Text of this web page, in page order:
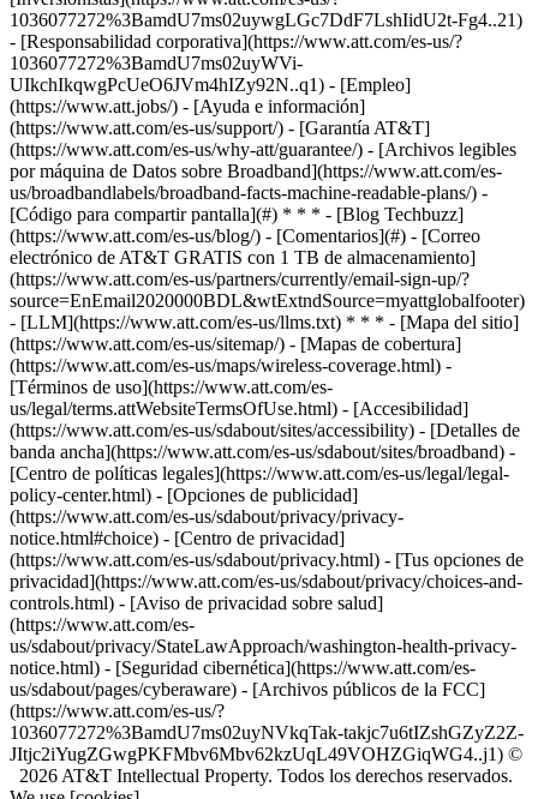
1036077272%3BamdU7ms02uywgLGc7DdF7LshIidU2t-Fg4..21)
- [Responsabilidad corporativa](https://www.att.com/es-us/?
1036077272%3BamdU7ms02uyWVi-
UIkchIkqwgPcUeO6JVm4hIZy92N..q1) - [Empleo]
(https://www.att.jobs/) - [Ayuda e información]
(https://www.att.com/es-us/support/) - [Garantía AT&T]
(https://www.att.com/es-us/why-att/guarantee/) - [Archivos legibles
por máquina de Datos sobre Broadband](https://www.att.com/es-
us/broadbandlabels/broadband-facts-machine-readable-plans/) -
[Código para compartir pantalla](#) * * * - [Blog Techbuzz]
(https://www.att.com/es-us/blog/) - [Comentarios](#) - [Correo
electrónico de AT&T GRATIS con 1 TB de almacenamiento]
(https://www.att.com/es-us/partners/currently/email-sign-up/?
source=EnEmail2020000BDL&wtExtndSource=myattglobalfooter)
- [LLM](https://www.att.com/es-us/llms.txt) * * * - [Mapa del sitio]
(https://www.att.com/es-us/sitemap/) - [Mapas de cobertura]
(https://www.att.com/es-us/maps/wireless-coverage.html) -
[Términos de uso](https://www.att.com/es-
us/legal/terms.attWebsiteTermsOfUse.html) - [Accesibilidad]
(https://www.att.com/es-us/sdabout/sites/accessibility) - [Detalles de
banda ancha](https://www.att.com/es-us/sdabout/sites/broadband) -
[Centro de políticas legales](https://www.att.com/es-us/legal/legal-
policy-center.html) - [Opciones de publicidad]
(https://www.att.com/es-us/sdabout/privacy/privacy-
notice.html#choice) - [Centro de privacidad]
(https://www.att.com/es-us/sdabout/privacy.html) - [Tus opciones de
privacidad](https://www.att.com/es-us/sdabout/privacy/choices-and-
controls.html) - [Aviso de privacidad sobre salud]
(https://www.att.com/es-
us/sdabout/privacy/StateLawApproach/washington-health-privacy-
notice.html) - [Seguridad cibernética](https://www.att.com/es-
us/sdabout/pages/cyberaware) - [Archivos públicos de la FCC]
(https://www.att.com/es-us/?
1036077272%3BamdU7ms02uyNVkqTak-takjc7u6tIZshGZyZ2Z-
JItjc2iYugZGwgPKFMbv6Mbv62kzUqL49VOHZGiqWG4..j1) ©
2026 AT&T Intellectual Property. Todos los derechos reservados.